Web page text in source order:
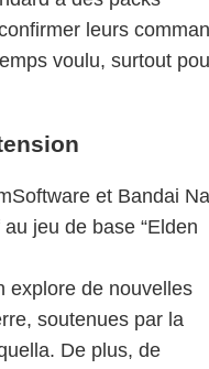
leurs
voulu, surtout
et Bandai
jeu de base “Elden
explore de nouvelles
soutenues par la
De plus, de